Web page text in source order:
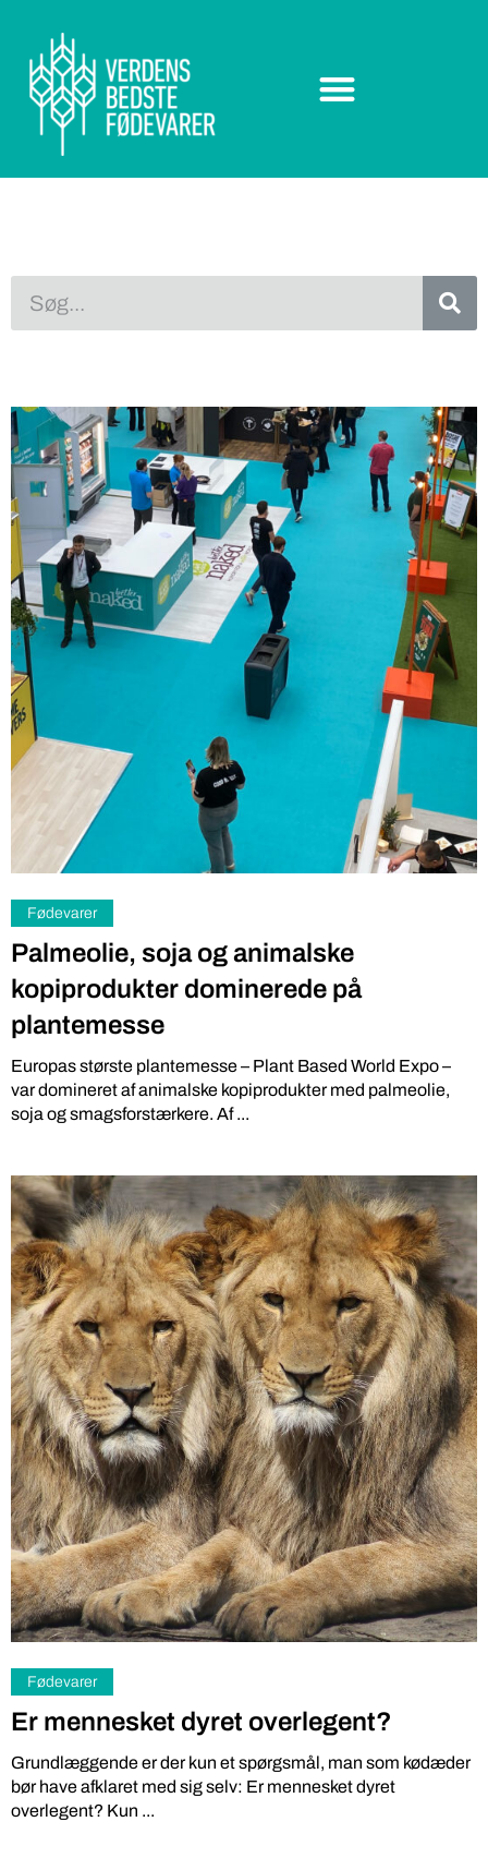
Fødevarer
Palmeolie, soja og animalske
kopiprodukter dominerede på
plantemesse
Europas største plantemesse – Plant Based World Expo –
var domineret af animalske kopiprodukter med palmeolie,
soja og smagsforstærkere. Af ...
Fødevarer
Er mennesket dyret overlegent?
Grundlæggende er der kun et spørgsmål, man som kødæder
bør have afklaret med sig selv: Er mennesket dyret
overlegent? Kun ...